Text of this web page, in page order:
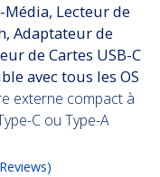
Lecteur de
Adaptateur de
de Cartes USB-C
avec tous les OS
externe compact à
C ou Type-A
Reviews)